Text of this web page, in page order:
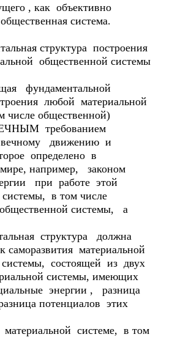
, как объективно
система.
структура построения
общественной системы
фундаментальной
любой материальной
числе общественной)
требованием
вечному движению и
определено в
например, законом
при работе этой
в том числе
системы, а
структура должна
саморазвития материальной
системы, состоящей из двух
системы, имеющих
энергии , разница
потенциалов этих
системе, в том